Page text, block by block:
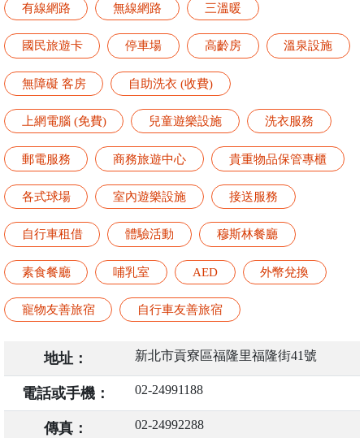
有線網路 無線網路 三溫暖
國民旅遊卡 停車場 高齡房 溫泉設施
無障礙 客房 自助洗衣 (收費)
上網電腦 (免費) 兒童遊樂設施 洗衣服務
郵電服務 商務旅遊中心 貴重物品保管專櫃
各式球場 室內遊樂設施 接送服務
自行車租借 體驗活動 穆斯林餐廳
素食餐廳 哺乳室 AED 外幣兌換
寵物友善旅宿 自行車友善旅宿
地址： 新北市貢寮區福隆里福隆街41號
電話或手機： 02-24991188
傳真： 02-24992288